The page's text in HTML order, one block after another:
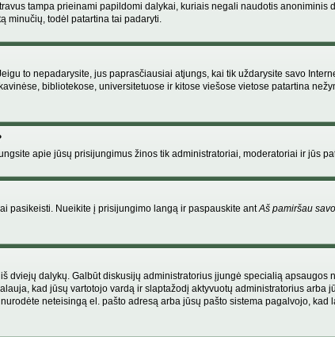
tampa prieinami papildomi dalykai, kuriais negali naudotis anoniminis
minučių, todėl patartina tai padaryti.
to nepadarysite, jus paprasčiausiai atjungs, kai tik uždarysite savo
bibliotekose, universitetuose ir kitose viešose vietose patartina
apie jūsų prisijungimus žinos tik administratoriai, moderatoriai ir jūs
pasikeisti. Nueikite į prisijungimo langą ir paspauskite antAš pamiršau
dalykų. Galbūt diskusijų administratorius įjungė specialią apsaugos
kad jūsų vartotojo vardą ir slaptažodį aktyvuotų administratorius arba
neteisingą el. pašto adresą arba jūsų pašto sistema pagalvojo, kad